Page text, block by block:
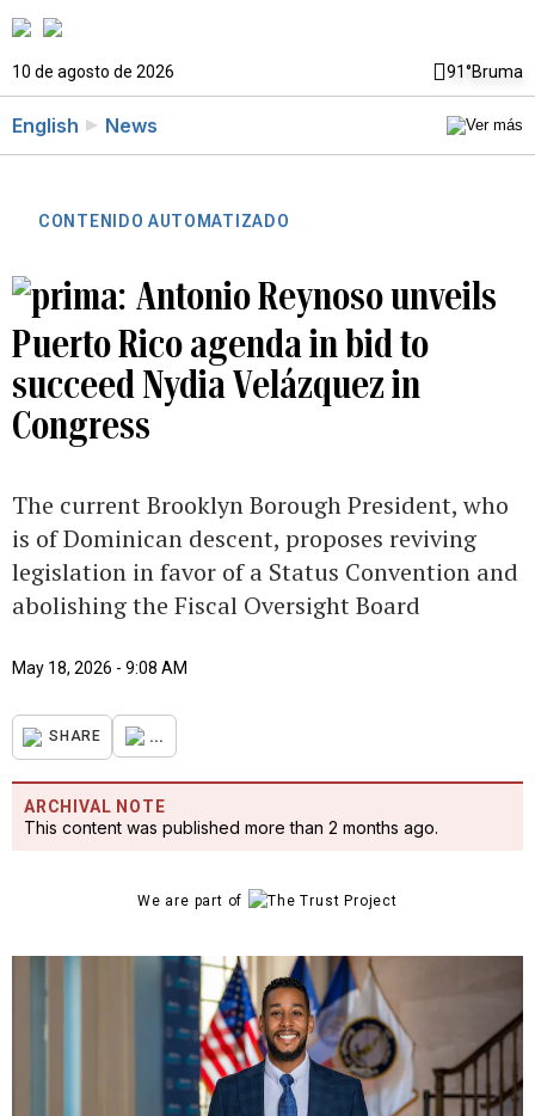
10 de agosto de 2026 91°Bruma
English News
CONTENIDO AUTOMATIZADO
Antonio Reynoso unveils
Puerto Rico agenda in bid to
succeed Nydia Velázquez in
Congress
The current Brooklyn Borough President, who
is of Dominican descent, proposes reviving
legislation in favor of a Status Convention and
abolishing the Fiscal Oversight Board
May 18, 2026 - 9:08 AM
SHARE ...
ARCHIVAL NOTE
This content was published more than 2 months ago.
We are part of